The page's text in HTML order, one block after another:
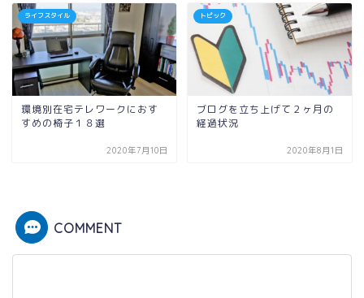
ライフスタイル
環境別在宅テレワークにおす
すめの椅子１８選
2020年7月10日
トピック
ブログを立ち上げて２ヶ月の
経過状況
2020年8月1日
COMMENT